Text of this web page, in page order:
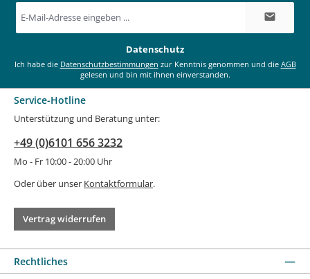
Mail-
Datenschutz
Ich habe die Datenschutzbestimmungen zur Kenntnis genommen und die AGB
gelesen und bin mit ihnen einverstanden.
Service-Hotline
Unterstützung und Beratung unter:
+49 (0)6101 656 3232
Mo - Fr 10:00 - 20:00 Uhr
Oder über unser Kontaktformular.
Vertrag widerrufen
Rechtliches